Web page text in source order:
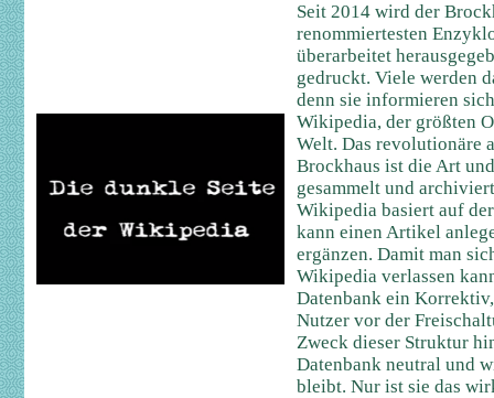
Seit 2014 wird der
renommiertesten
überarbeitet
gedruckt. Viele werden
denn sie informieren
Wikipedia, der größten
Welt. Das revolutionäre
Brockhaus ist die Art
gesammelt und
Wikipedia basiert auf
kann einen Artikel
ergänzen. Damit man
Wikipedia verlassen
Datenbank ein
Nutzer vor der
Zweck dieser Struktur
Datenbank neutral und
bleibt. Nur ist sie das